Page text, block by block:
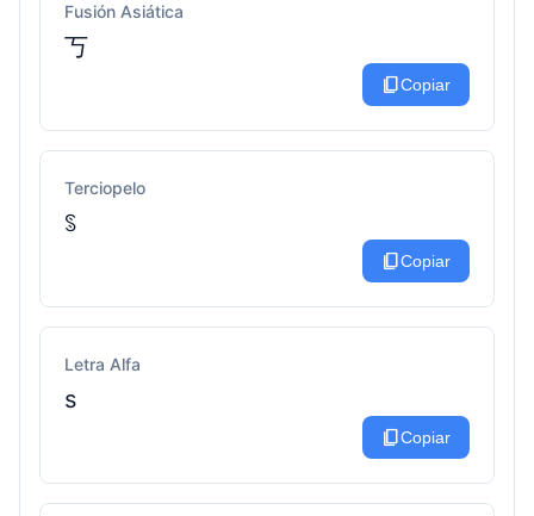
Fusión Asiática
丂
content_copyCopiar
Terciopelo
ꌗ
content_copyCopiar
Letra Alfa
ѕ
content_copyCopiar